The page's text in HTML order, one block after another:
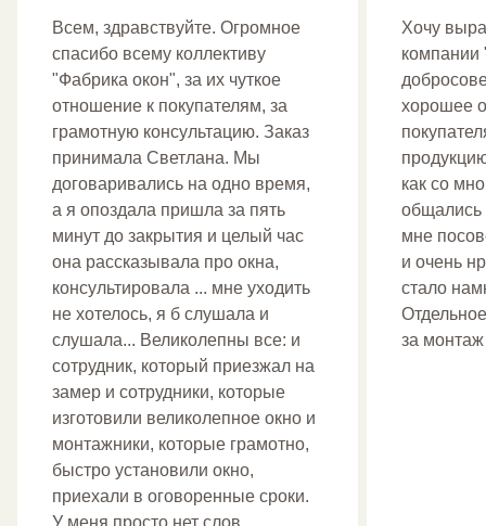
Всем, здравствуйте. Огромное
спасибо всему коллективу
"Фабрика окон", за их чуткое
отношение к покупателям, за
грамотную консультацию. Заказ
принимала Светлана. Мы
договаривались на одно время,
а я опоздала пришла за пять
минут до закрытия и целый час
она рассказывала про окна,
консультировала ... мне уходить
не хотелось, я б слушала и
слушала... Великолепны все: и
сотрудник, который приезжал на
замер и сотрудники, которые
изготовили великолепное окно и
монтажники, которые грамотно,
быстро установили окно,
приехали в оговоренные сроки.
Хочу
компании
хорошее
как со
общались
мне
и очень
стало
за монтаж